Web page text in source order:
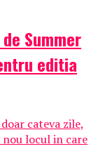
Summer
editia
cateva zile,
locul in care